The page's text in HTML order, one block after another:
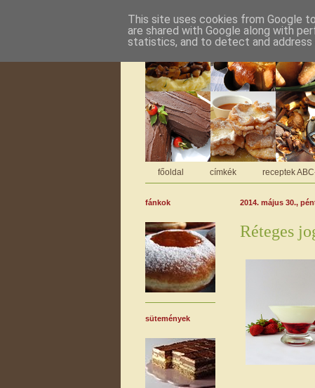
főoldal címkék receptek
2014. május 30.,
Réteges
fánkok
sütemények
This site uses cookies from Google
are shared with Google along with
statistics, and to detect and address